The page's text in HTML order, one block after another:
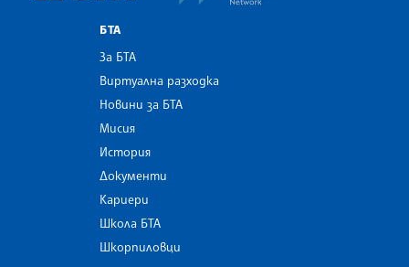
БТА
За БТА
Виртуална разходка
Новини за БТА
Мисия
История
Документи
Кариери
Школа БТА
Шкорпиловци